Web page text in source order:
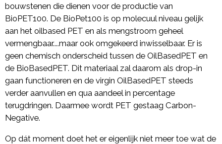
bouwstenen die dienen voor de productie van
BioPET100. De BioPet100 is op molecuul niveau gelijk
aan het oilbased PET en als mengstroom geheel
vermengbaar....maar ook omgekeerd inwisselbaar. Er is
geen chemisch onderscheid tussen de OilBasedPET en
de BioBasedPET. Dit materiaal zal daarom als drop-in
gaan functioneren en de virgin OilBasedPET steeds
verder aanvullen en qua aandeel in percentage
terugdringen. Daarmee wordt PET gestaag Carbon-
Negative.
Op dát moment doet het er eigenlijk niet meer toe wat de